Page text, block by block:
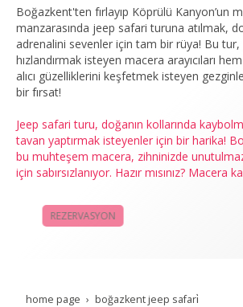
Boğazkent'ten fırlayıp Köprülü Kanyon’un
manzarasında jeep safari turuna atılmak,
adrenalini sevenler için tam bir rüya! Bu tur,
hızlandırmak isteyen macera arayıcıları
alıcı güzelliklerini keşfetmek isteyen
bir fırsat!
Jeep safari turu, doğanın kollarında
tavan yaptırmak isteyenler için bir harika!
bu muhteşem macera, zihninizde
için sabırsızlanıyor. Hazır mısınız? Macera
REZERVASYON
home page boğazkent jeep safari̇